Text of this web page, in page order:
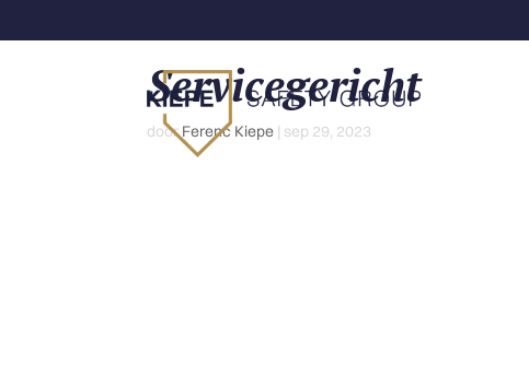
Servicegericht
doorFerenc Kiepe | sep 29, 2023